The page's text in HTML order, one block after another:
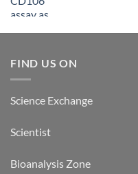
FIND US ON
Science Exchange
Scientist
Bioanalysis Zone